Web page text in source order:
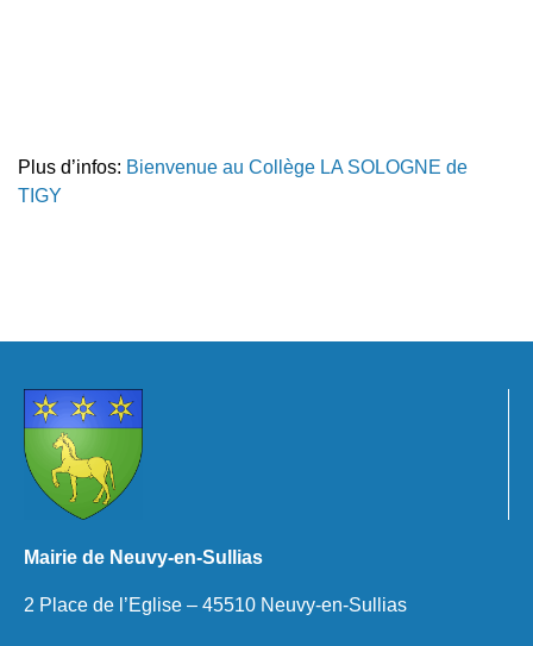
Plus d’infos: Bienvenue au Collège LA SOLOGNE de
TIGY
Mairie de Neuvy-en-Sullias
2 Place de l’Eglise – 45510 Neuvy-en-Sullias